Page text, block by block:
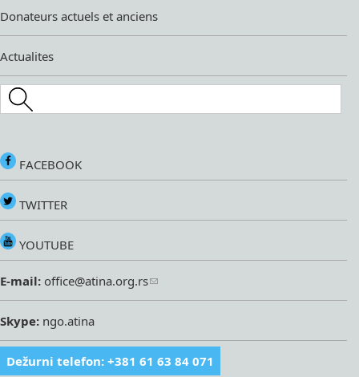
Donateurs actuels et anciens
Actualites
Search this site
FACEBOOK
TWITTER
YOUTUBE
E-mail: office@atina.org.rs
Skype: ngo.atina
Dežurni telefon: +381 61 63 84 071